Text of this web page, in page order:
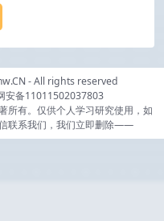
- All rights reserved
安备11011502037803
有。仅供个人学习研究使用，如
联系我们，我们立即删除——